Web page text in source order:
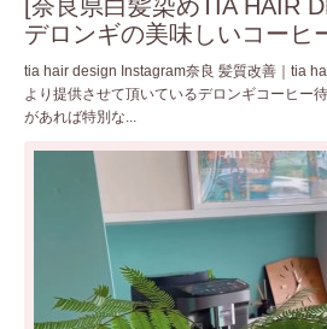
[奈良県白髪染めTIA HAIR
デロンギの美味しいコーヒ
tia hair design Instagram奈良 髪質改善｜tia
より提供させて頂いているデロンギコーヒー
があれば特別な...